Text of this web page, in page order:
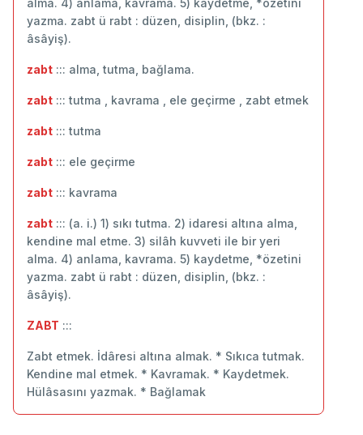
alma. 4) anlama, kavrama. 5) kaydetme, *özetini
yazma. zabt ü rabt : düzen, disiplin, (bkz. :
âsâyiş).
zabt ::: alma, tutma, bağlama.
zabt ::: tutma , kavrama , ele geçirme , zabt etmek
zabt ::: ‬tutma
zabt ::: ele geçirme
zabt ::: kavrama
zabt ::: (a. i.) 1) sıkı tutma. 2) idaresi altına alma,
kendine mal etme. 3) silâh kuvveti ile bir yeri
alma. 4) anlama, kavrama. 5) kaydetme, *özetini
yazma. zabt ü rabt : düzen, disiplin, (bkz. :
âsâyiş).
ZABT :::
Zabt etmek. İdâresi altına almak. * Sıkıca tutmak.
Kendine mal etmek. * Kavramak. * Kaydetmek.
Hülâsasını yazmak. * Bağlamak